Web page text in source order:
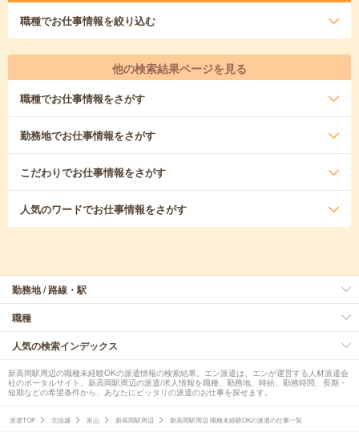
職種でお仕事情報を絞り込む
他の検索結果ページを見る
職種でお仕事情報をさがす
勤務地でお仕事情報をさがす
こだわりでお仕事情報をさがす
人気のワードでお仕事情報をさがす
勤務地 / 路線・駅
職種
人気の検索インデックス
新高岡駅周辺の職種未経験OKの派遣情報の検索結果。エン派遣は、エンが運営する人材派遣会
社のポータルサイト。新高岡駅周辺の派遣/求人情報を職種、勤務地、時給、勤務時間、長期・
短期などの希望条件から、あなたにピッタリの派遣のお仕事を探せます。
派遣TOP 北信越 富山 新高岡駅周辺 新高岡駅周辺 職種未経験OKの派遣の仕事一覧